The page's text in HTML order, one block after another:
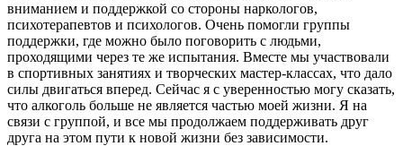
вниманием и поддержкой со стороны наркологов,
психотерапевтов и психологов. Очень помогли группы
поддержки, где можно было поговорить с людьми,
проходящими через те же испытания. Вместе мы участвовали
в спортивных занятиях и творческих мастер-классах, что дало
силы двигаться вперед. Сейчас я с уверенностью могу сказать,
что алкоголь больше не является частью моей жизни. Я на
связи с группой, и все мы продолжаем поддерживать друг
друга на этом пути к новой жизни без зависимости.